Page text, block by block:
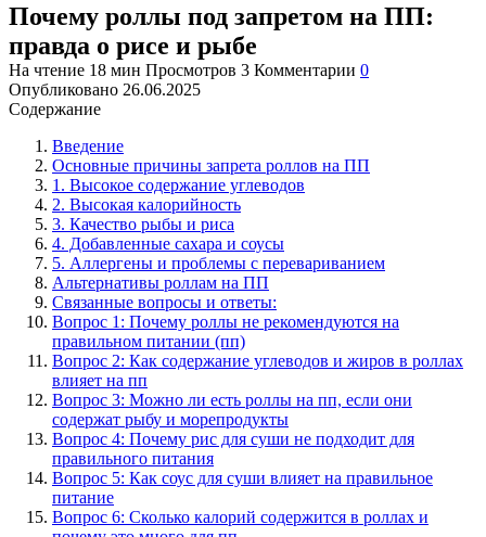
Почему роллы под запретом на ПП:
правда о рисе и рыбе
На чтение 18 мин Просмотров 3 Комментарии 0
Опубликовано 26.06.2025
Содержание
Введение
Основные причины запрета роллов на ПП
1. Высокое содержание углеводов
2. Высокая калорийность
3. Качество рыбы и риса
4. Добавленные сахара и соусы
5. Аллергены и проблемы с перевариванием
Альтернативы роллам на ПП
Связанные вопросы и ответы:
Вопрос 1: Почему роллы не рекомендуются на
правильном питании (пп)
Вопрос 2: Как содержание углеводов и жиров в роллах
влияет на пп
Вопрос 3: Можно ли есть роллы на пп, если они
содержат рыбу и морепродукты
Вопрос 4: Почему рис для суши не подходит для
правильного питания
Вопрос 5: Как соус для суши влияет на правильное
питание
Вопрос 6: Сколько калорий содержится в роллах и